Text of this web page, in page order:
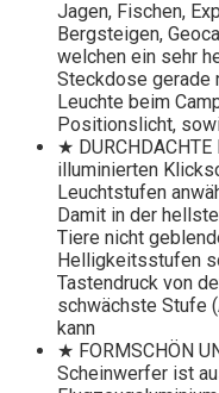
Jagen, Fischen,
Bergsteigen,
welchen ein sehr
Steckdose gerade
Leuchte beim
Positionslicht,
★ DURCHDACHTE
illuminierten
Leuchtstufen
Damit in der
Tiere nicht
Helligkeitsstufen
Tastendruck von
schwächste Stufe
kann
★ FORMSCHÖN
Scheinwerfer ist